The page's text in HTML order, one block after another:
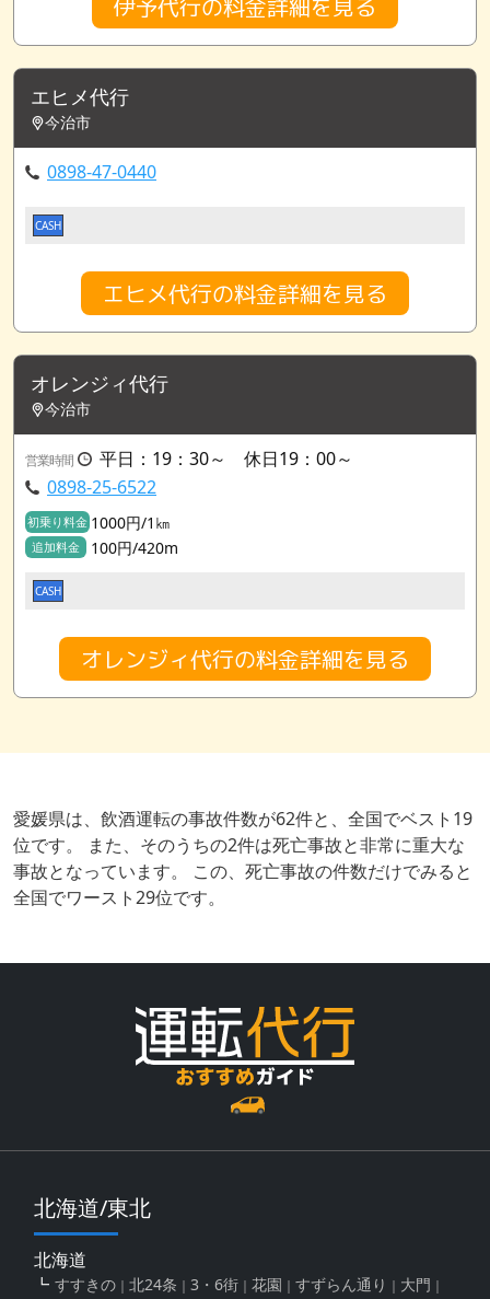
伊予代行の料金詳細を見る
エヒメ代行
今治市
0898-47-0440
CASH
エヒメ代行の料金詳細を見る
オレンジィ代行
今治市
営業時間
平日：19：30～ 休日19：00～
0898-25-6522
初乗り料金 1000円/1㎞
追加料金 100円/420m
CASH
オレンジィ代行の料金詳細を見る
愛媛県は、飲酒運転の事故件数が62件と、全国でベスト19
位です。 また、そのうちの2件は死亡事故と非常に重大な
事故となっています。 この、死亡事故の件数だけでみると
全国でワースト29位です。
北海道/東北
北海道
すすきの 北24条 3・6街 花園 すずらん通り
大門